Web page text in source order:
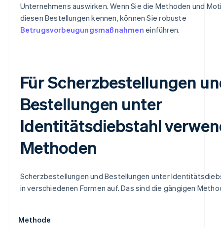
Unternehmens auswirken. Wenn Sie die Methoden und
diesen Bestellungen kennen, können Sie robuste
Betrugsvorbeugungsmaßnahmen einführen.
Für Scherzbestellungen
Bestellungen unter
Identitätsdiebstahl
Methoden
Scherzbestellungen und Bestellungen unter
in verschiedenen Formen auf. Das sind die gängigen
Methode